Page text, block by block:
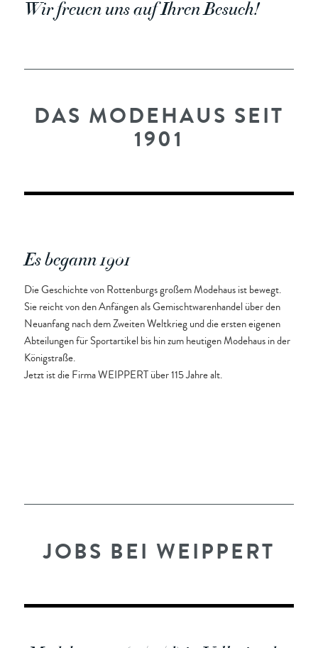
Wir freuen uns auf Ihren Besuch!
DAS MODEHAUS SEIT
1901
Es begann 1901
Die Geschichte von Rottenburgs großem Modehaus ist bewegt.
Sie reicht von den Anfängen als Gemischtwarenhandel über den
Neuanfang nach dem Zweiten Weltkrieg und die ersten eigenen
Abteilungen für Sportartikel bis hin zum heutigen Modehaus in der
Königstraße.
Jetzt ist die Firma WEIPPERT über 115 Jahre alt.
JOBS BEI WEIPPERT